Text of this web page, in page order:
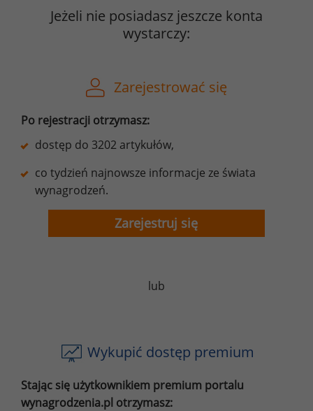
Jeżeli nie posiadasz jeszcze konta
wystarczy:
Zarejestrować się
Po rejestracji otrzymasz:
dostęp do 3202 artykułów,
co tydzień najnowsze informacje ze świata
wynagrodzeń.
Zarejestruj się
lub
Wykupić dostęp premium
Stając się użytkownikiem premium portalu
wynagrodzenia.pl otrzymasz: